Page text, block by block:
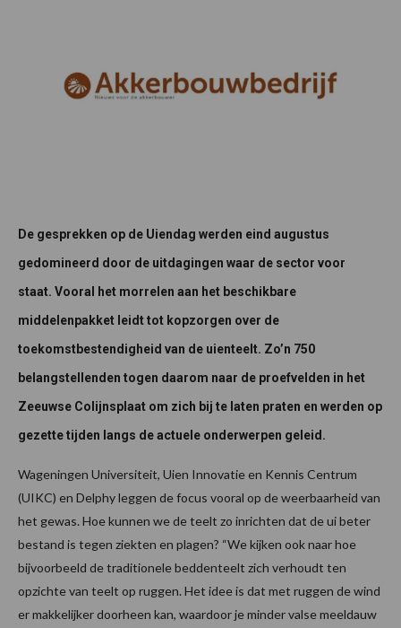
De gesprekken op de Uiendag werden eind augustus
gedomineerd door de uitdagingen waar de sector voor
staat. Vooral het morrelen aan het beschikbare
middelenpakket leidt tot kopzorgen over de
toekomstbestendigheid van de uienteelt. Zo’n 750
belangstellenden togen daarom naar de proefvelden in het
Zeeuwse Colijnsplaat om zich bij te laten praten en werden op
gezette tijden langs de actuele onderwerpen geleid.
Wageningen Universiteit, Uien Innovatie en Kennis Centrum
(UIKC) en Delphy leggen de focus vooral op de weerbaarheid van
het gewas. Hoe kunnen we de teelt zo inrichten dat de ui beter
bestand is tegen ziekten en plagen? “We kijken ook naar hoe
bijvoorbeeld de traditionele beddenteelt zich verhoudt ten
opzichte van teelt op ruggen. Het idee is dat met ruggen de wind
er makkelijker doorheen kan, waardoor je minder valse meeldauw